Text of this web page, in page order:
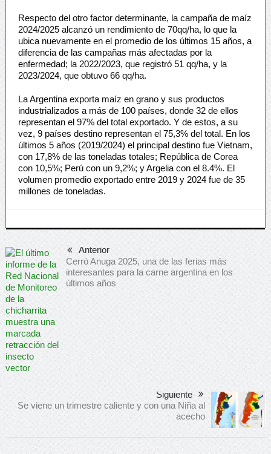
Respecto del otro factor determinante, la campaña de maíz
2024/2025 alcanzó un rendimiento de 70qq/ha, lo que la
ubica nuevamente en el promedio de los últimos 15 años, a
diferencia de las campañas más afectadas por la
enfermedad; la 2022/2023, que registró 51 qq/ha, y la
2023/2024, que obtuvo 66 qq/ha.
La Argentina exporta maíz en grano y sus productos
industrializados a más de 100 países, donde 32 de ellos
representan el 97% del total exportado. Y de estos, a su
vez, 9 países destino representan el 75,3% del total. En los
últimos 5 años (2019/2024) el principal destino fue Vietnam,
con 17,8% de las toneladas totales; República de Corea
con 10,5%; Perú con un 9,2%; y Argelia con el 8.4%. El
volumen promedio exportado entre 2019 y 2024 fue de 35
millones de toneladas.
Anterior
Cerró Anuga 2025, una de las ferias más
interesantes para la carne argentina en los
últimos años
Siguiente
Se viene un trimestre caliente y con una Niña al
acecho